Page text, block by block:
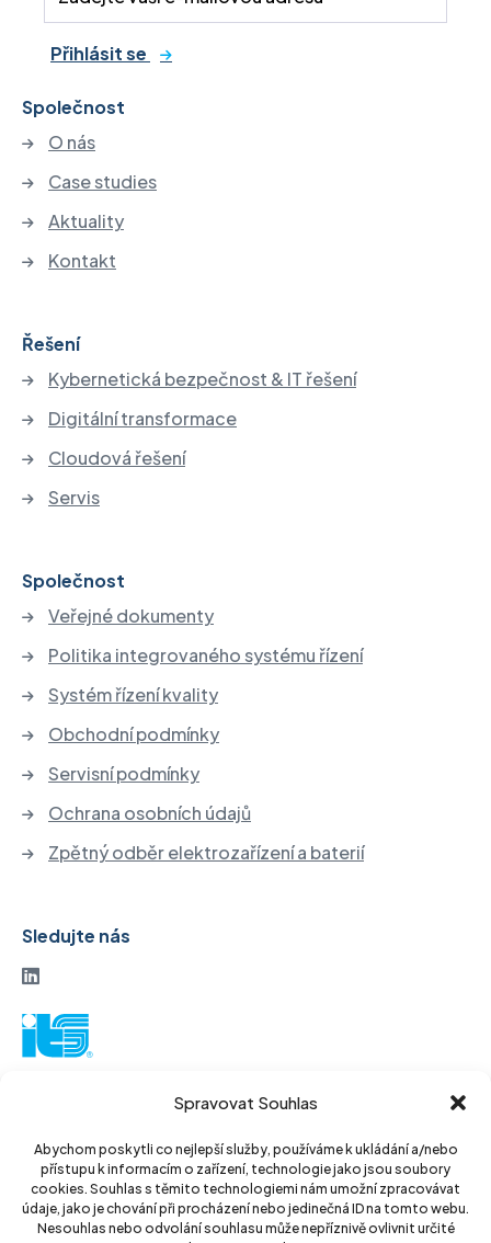
Spravovat Souhlas
Abychom poskytli co nejlepší služby, používáme k ukládání a/nebo
přístupu k informacím o zařízení, technologie jako jsou soubory
cookies. Souhlas s těmito technologiemi nám umožní zpracovávat
údaje, jako je chování při procházení nebo jedinečná ID na tomto webu.
Nesouhlas nebo odvolání souhlasu může nepříznivě ovlivnit určité
Přihlásit se
Společnost
O nás
Case studies
Aktuality
Kontakt
Řešení
Kybernetická bezpečnost & IT řešení
Digitální transformace
Cloudová řešení
Servis
Společnost
Veřejné dokumenty
Politika integrovaného systému řízení
Systém řízení kvality
Obchodní podmínky
Servisní podmínky
Ochrana osobních údajů
Zpětný odběr elektrozařízení a baterií
Sledujte nás
130 52 Praha3
Czech Republic
IČ: 14889811